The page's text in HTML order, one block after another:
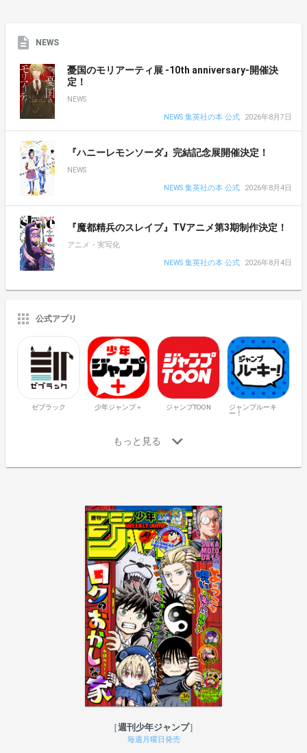
NEWS
憂国のモリアーティ展 -10th anniversary-開催決
定！
NEWS
NEWS 集英社の本 公式
2026年8月7日
『ハニーレモンソーダ』完結記念展開催決定！
NEWS
NEWS 集英社の本 公式
2026年8月4日
『魔都精兵のスレイブ』TVアニメ第3期制作決定！
アニメ・実写化
NEWS 集英社の本 公式
2026年8月4日
公式アプリ
ゼブラック 少年ジャンプ＋ ジャンプTOON
ジャンプルーキ
ー！
週刊少年ジャンプ
毎週月曜日発売